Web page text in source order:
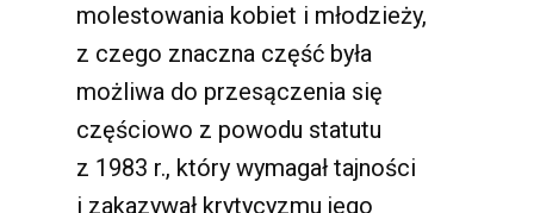
molestowania kobiet i młodzieży,
z czego znaczna część była
możliwa do przesączenia się
częściowo z powodu statutu
z 1983 r., który wymagał tajności
i zakazywał krytycyzmu jego